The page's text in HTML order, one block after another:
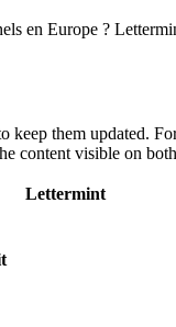
en Europe ?
keep them updated.
content visible on
Lettermint